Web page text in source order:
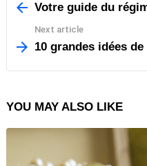
moreVotre guide du
Next article
10 grandes idées
YOU MAY ALSO LIKE